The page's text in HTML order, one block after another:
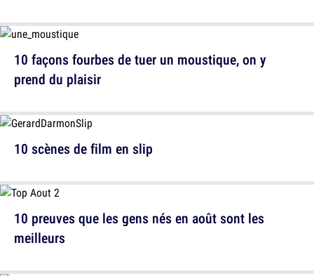
10 scènes de film en slip
10 façons fourbes de tuer un moustique, on y
prend du plaisir
10 preuves que les gens nés en août sont les
meilleurs